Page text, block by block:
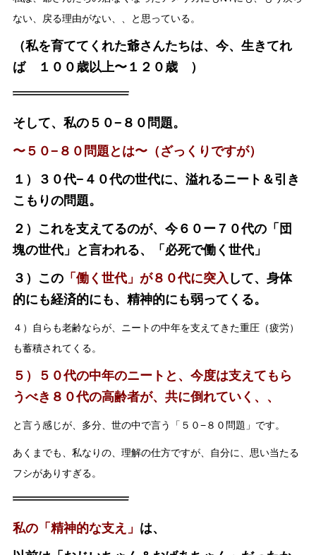
ない、戻る理由がない、、と思っている。
（私を育ててくれた爺さんたちは、今、生きてれ
ば １００歳以上〜１２０歳 ）
そして、私の５０−８０問題。
〜５０−８０問題とは〜（ざっくりですが）
１）３０代−４０代の世代に、溢れるニート＆引き
こもりの問題。
２）これを支えてるのが、今６０ー７０代の「団
塊の世代」と言われる、「必死で働く世代」
３）この 「働く世代」が８０代に突入 して、身体
的にも経済的にも、精神的にも弱ってくる。
４）自らも老齢ならが、ニートの中年を支えてきた重圧（疲労）
も蓄積されてくる。
５）５０代の中年のニートと、今度は支えてもら
うべき８０代の高齢者が、共に倒れていく、、
と言う感じが、多分、世の中で言う「５０−８０問題」です。
あくまでも、私なりの、理解の仕方ですが、自分に、思い当たる
フシがありすぎる。
私の「精神的な支え」 は、